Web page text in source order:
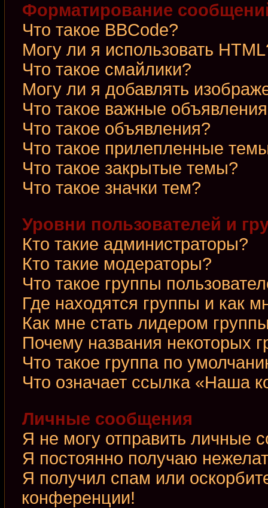
Форматирование
Что такое BBCode?
Могу ли я использовать
Что такое смайлики?
Могу ли я добавлять
Что такое важные
Что такое объявления?
Что такое прилепленные
Что такое закрытые темы?
Что такое значки тем?
Уровни пользователей и
Кто такие администраторы?
Кто такие модераторы?
Что такое группы
Где находятся группы и как
Как мне стать лидером
Почему названия некоторых
Что такое группа по
Что означает ссылка «Наша
Личные сообщения
Я не могу отправить личные
Я постоянно получаю
Я получил спам или
конференции!